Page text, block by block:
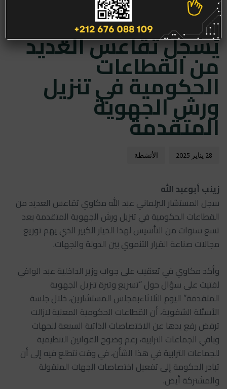
التأسيس..مكاوي
يُسجل تقاعس العديد
من القطاعات
الحكومية في تنزيل
ورش الجهوية
المتقدمة
28 يناير 2025 الأنشطة
زينب أبوعبد الله
سجل المستشار البرلماني عبد الله مكاوي تقاعس العديد من
القطاعات الحكومية في تنزيل ورش الجهوية المتقدمة بعد
تسع سنوات من التأسيس لهذا الخيار الكبير الذي يهم توزيع
مجالات صناعة القرار التنموي بين الدولة والجهات.
وأكد مكاوي في تعقيب على جواب وزير الداخلية عبد الوافي
لفتيت على سؤال حول “تسريع وتيرة تنزيل الجهوية
المتقدمة” اليوم الثلاثاءبمجلس المستشارين، خلال جلسة
الأسئلة الشفوية، أن القطاعات الحكومية المعنية لازالت
ترفض رفع يدها عن الاختصاصات الذاتية السبعة للجهات
وباقي الجماعات الترابية، رغم وضوح القوانين التنظيمية
للجماعات الترابية في هذا الشأن، في وقت نتطلع فيه إلى أن
تبادر الحكومة إلى تفعيل اختصاصات الجهات المنقولة
والمشتركة أيض.